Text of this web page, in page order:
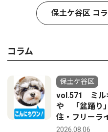
保土ケ谷区 コ
コラム
保土ケ谷区
vol.571 ミル
や 「盆踊り
住・フリーラ
2026.08.06